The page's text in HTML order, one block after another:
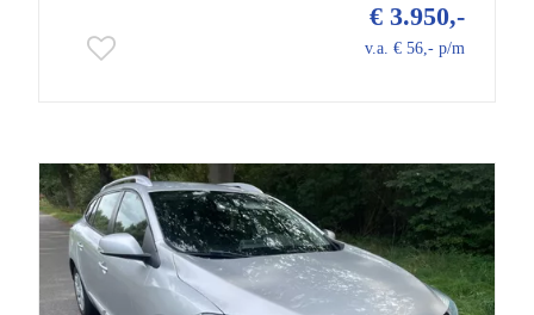
€ 3.950,-
v.a. € 56,- p/m